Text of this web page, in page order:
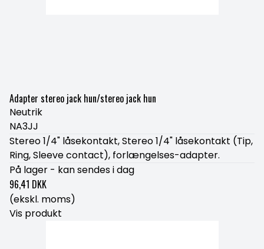
Adapter stereo jack hun/stereo jack hun
Neutrik
NA3JJ
Stereo 1/4" låsekontakt, Stereo 1/4" låsekontakt (Tip,
Ring, Sleeve contact), forlængelses-adapter.
På lager - kan sendes i dag
96,41 DKK
(ekskl. moms)
Vis produkt